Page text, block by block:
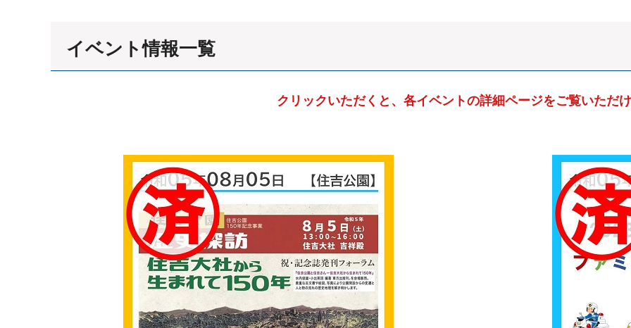
イベント情報一覧
クリックいただくと、各イベントの詳細ページをご覧いただ